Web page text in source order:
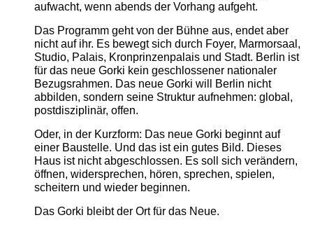
aufwacht, wenn abends der Vorhang aufgeht.
Das Programm geht von der Bühne aus, endet aber
nicht auf ihr. Es bewegt sich durch Foyer, Marmorsaal,
Studio, Palais, Kronprinzenpalais und Stadt. Berlin ist
für das neue Gorki kein geschlossener nationaler
Bezugsrahmen. Das neue Gorki will Berlin nicht
abbilden, sondern seine Struktur aufnehmen: global,
postdisziplinär, offen.
Oder, in der Kurzform: Das neue Gorki beginnt auf
einer Baustelle. Und das ist ein gutes Bild. Dieses
Haus ist nicht abgeschlossen. Es soll sich verändern,
öffnen, widersprechen, hören, sprechen, spielen,
scheitern und wieder beginnen.
Das Gorki bleibt der Ort für das Neue.